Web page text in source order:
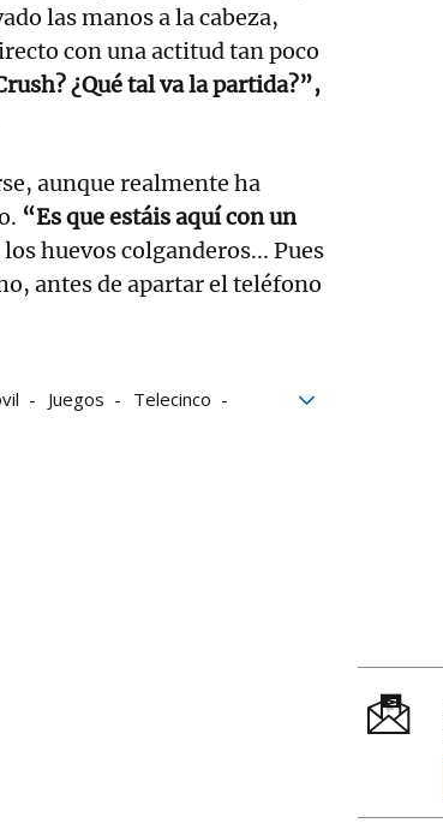
las manos a la cabeza,
con una actitud tan poco
¿Qué tal va la partida?”,
aunque realmente ha
“Es que estáis aquí con un
huevos colganderos... Pues
antes de apartar el teléfono
Juegos
Telecinco